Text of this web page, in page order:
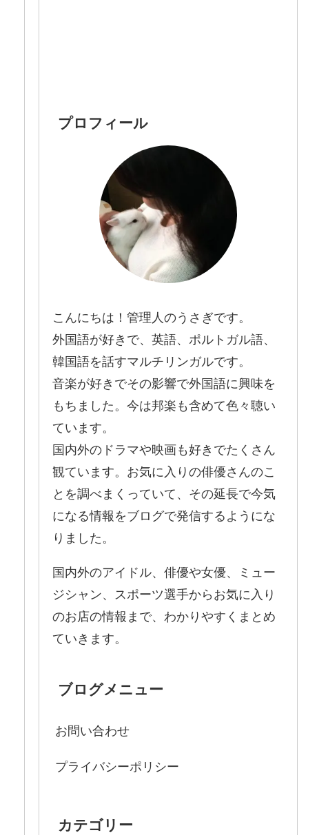
プロフィール
こんにちは！管理人のうさぎです。
外国語が好きで、英語、ポルトガル語、
韓国語を話すマルチリンガルです。
音楽が好きでその影響で外国語に興味を
もちました。今は邦楽も含めて色々聴い
ています。
国内外のドラマや映画も好きでたくさん
観ています。お気に入りの俳優さんのこ
とを調べまくっていて、その延長で今気
になる情報をブログで発信するようにな
りました。
国内外のアイドル、俳優や女優、ミュー
ジシャン、スポーツ選手からお気に入り
のお店の情報まで、わかりやすくまとめ
ていきます。
ブログメニュー
お問い合わせ
プライバシーポリシー
カテゴリー